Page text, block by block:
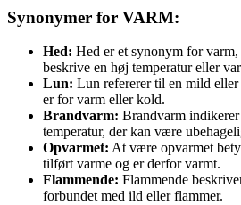
Synonymer for VARM:
Hed: Hed er et synonym for
beskrive en høj temperatur eller
Lun: Lun refererer til en mild
er for varm eller kold.
Brandvarm: Brandvarm
temperatur, der kan være
Opvarmet: At være opvarmet
tilført varme og er derfor varmt.
Flammende: Flammende
forbundet med ild eller flammer.